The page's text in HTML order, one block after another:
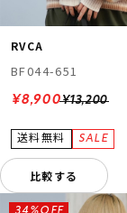
RVCA
BF044-651
¥13,200
¥8,900
比較する